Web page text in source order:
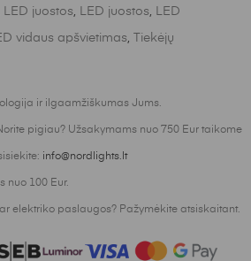
LED juostos, LED juostos, LED
vidaus apšvietimas, Tiekėjų
ir ilgaamžiškumas Jums.
pigiau? Užsakymams nuo 750 Eur taikome
info@nordlights.lt
nuo 100 Eur.
elektriko paslaugos? Pažymėkite atsiskaitant.